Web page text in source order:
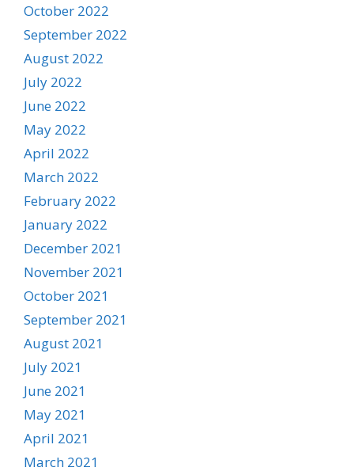
October 2022
September 2022
August 2022
July 2022
June 2022
May 2022
April 2022
March 2022
February 2022
January 2022
December 2021
November 2021
October 2021
September 2021
August 2021
July 2021
June 2021
May 2021
April 2021
March 2021